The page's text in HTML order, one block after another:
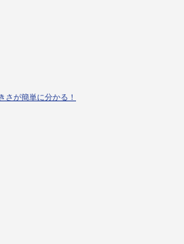
さが簡単に分かる！